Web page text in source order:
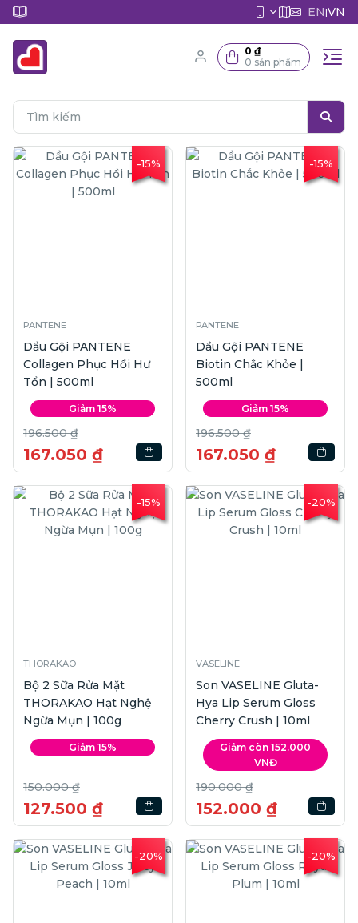
EN|VN
0 ₫
0 sản phẩm
-15%
PANTENE
Dầu Gội PANTENE
Collagen Phục Hồi Hư
Tổn | 500ml
Giảm 15%
196.500 ₫
167.050 ₫
-15%
PANTENE
Dầu Gội PANTENE
Biotin Chắc Khỏe |
500ml
Giảm 15%
196.500 ₫
167.050 ₫
-15%
THORAKAO
Bộ 2 Sữa Rửa Mặt
THORAKAO Hạt Nghệ
Ngừa Mụn | 100g
Giảm 15%
150.000 ₫
127.500 ₫
-20%
VASELINE
Son VASELINE Gluta-
Hya Lip Serum Gloss
Cherry Crush | 10ml
Giảm còn 152.000
VNĐ
190.000 ₫
152.000 ₫
-20% -20%